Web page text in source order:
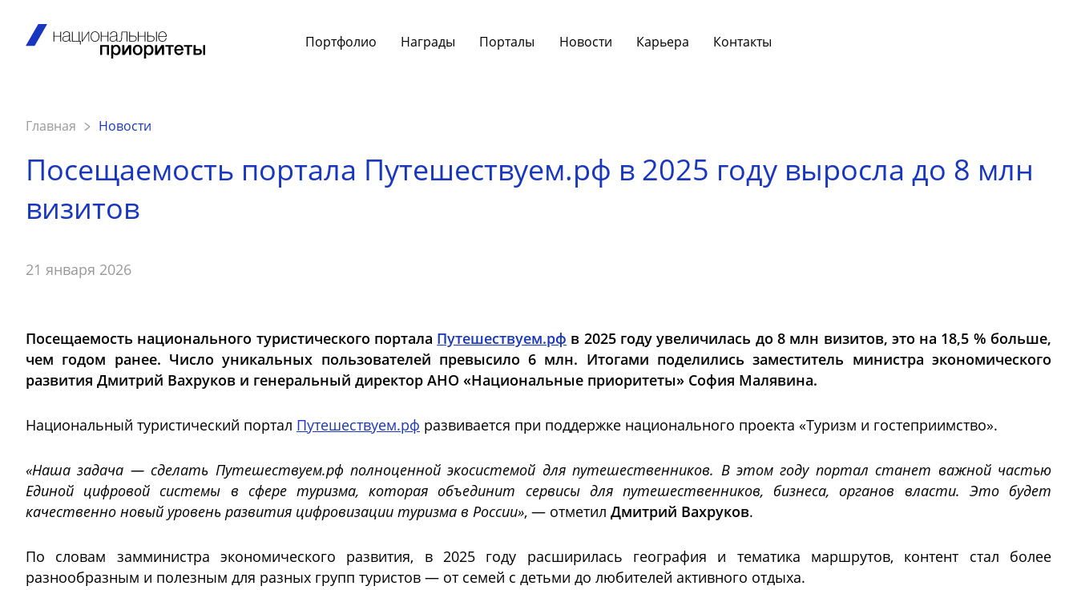
Портфолио Награды Порталы Новости Карьера Контакты
Главная Новости
Посещаемость портала Путешествуем.рф в 2025 году выросла до 8 млн
визитов
21 января 2026
Посещаемость национального туристического портала Путешествуем.рф в 2025 году увеличилась до 8 млн визитов, это на 18,5 % больше,
чем годом ранее. Число уникальных пользователей превысило 6 млн. Итогами поделились заместитель министра экономического
развития Дмитрий Вахруков и генеральный директор АНО «Национальные приоритеты» София Малявина.
Национальный туристический портал Путешествуем.рф развивается при поддержке национального проекта «Туризм и гостеприимство».
«Наша задача — сделать Путешествуем.рф полноценной экосистемой для путешественников. В этом году портал станет важной частью
Единой цифровой системы в сфере туризма, которая объединит сервисы для путешественников, бизнеса, органов власти. Это будет
качественно новый уровень развития цифровизации туризма в России», — отметил Дмитрий Вахруков.
По словам замминистра экономического развития, в 2025 году расширилась география и тематика маршрутов, контент стал более
разнообразным и полезным для разных групп туристов — от семей с детьми до любителей активного отдыха.